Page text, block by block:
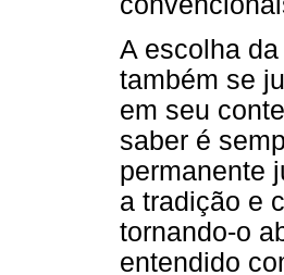
A escolha
também se
em seu
saber é
permanente
a tradição e
tornando-o
entendido